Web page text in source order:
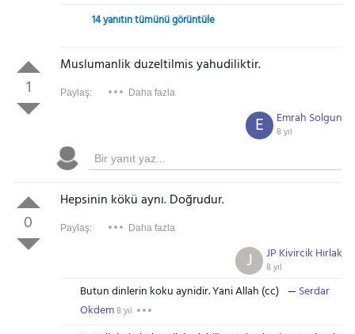
14 yanıtın tümünü görüntüle
1
Muslumanlik duzeltilmis yahudiliktir.
Paylaş: Daha fazla
Emrah Solgun
8 yıl
E
0
Hepsinin kökü aynı. Doğrudur.
Paylaş: Daha fazla
JP Kivircik Hırlak
8 yıl
J
Butun dinlerin koku aynidir. Yani Allah (cc)
Serdar
Okdem8 yıl